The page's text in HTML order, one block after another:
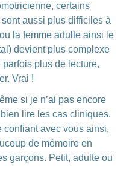
certains
aussi plus difficiles à
la femme adulte ainsi le
devient plus complexe
plus de lecture,
Vrai !
si je n’ai pas encore
lire les cas cliniques.
confiant avec vous ainsi,
de mémoire en
garçons. Petit, adulte ou